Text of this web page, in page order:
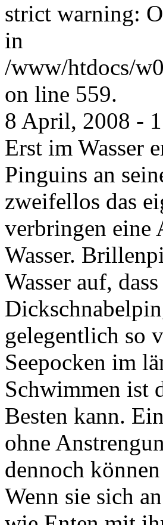
strict warning:
in
/www/htdocs/
on line 559.
8 April, 2008 -
Erst im Wasser
Pinguins an
zweifellos das
verbringen eine
Wasser.
Wasser auf,
gelegentlich so
Seepocken im
Schwimmen ist
Besten kann.
ohne
dennoch
Wenn sie sich